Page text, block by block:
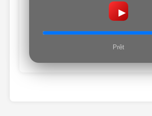
▶
Prêt